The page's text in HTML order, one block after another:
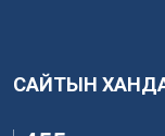
САЙТЫН